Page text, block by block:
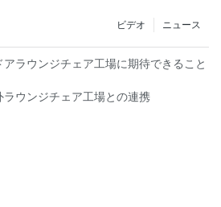
ニュース
ビデオ
アラウンジチェア工場に期待できること
ウンジチェア工場との連携